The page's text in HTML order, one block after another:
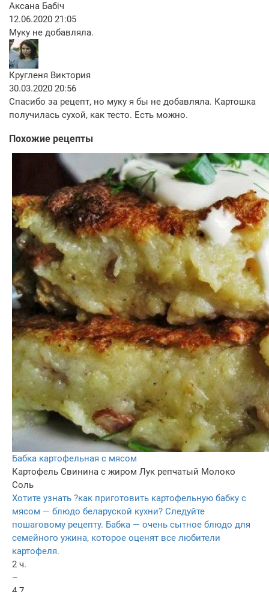
Аксана Бабіч
12.06.2020 21:05
Муку не добавляла.
Кругленя Виктория
30.03.2020 20:56
Спасибо за рецепт, но муку я бы не добавляла. Картошка
получилась сухой, как тесто. Есть можно.
Похожие рецепты
Бабка картофельная с мясом
Картофель Свинина с жиром Лук репчатый Молоко
Соль
Хотите узнать ?как приготовить картофельную бабку с
мясом — блюдо беларуской кухни? Следуйте
пошаговому рецепту. Бабка — очень сытное блюдо для
семейного ужина, которое оценят все любители
картофеля.
2 ч.
–